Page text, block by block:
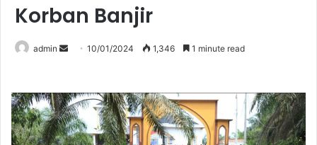
Korban Banjir
admin
Send10/01/2024 1,346 1 minute read